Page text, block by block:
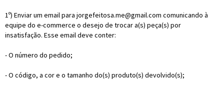
1º) Enviar um email para jorgefeitosa.me@gmail.com comunicando à
equipe do e-commerce o desejo de trocar a(s) peça(s) por
insatisfação. Esse email deve conter:
- O número do pedido;
- O código, a cor e o tamanho do(s) produto(s) devolvido(s);